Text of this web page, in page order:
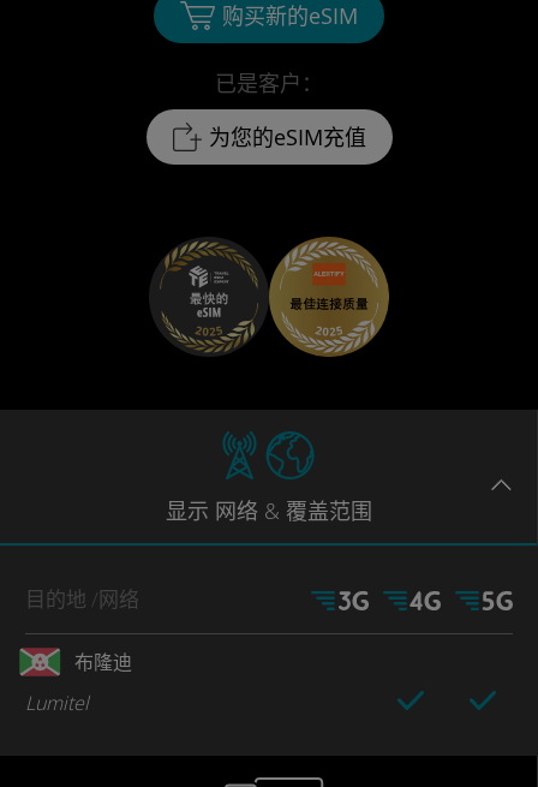
已是客户：
为您的eSIM充值
购买新的eSIM
显示 网络 & 覆盖范围
目的地 /网络
布隆迪
Lumitel